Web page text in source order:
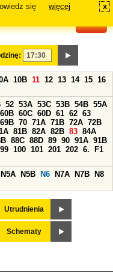
się
więcej x
10B 11 12 13 14 15 16
52 53A 53C 53B 54B 55A
60B 60C 60D 61 62 63
69B 70 71A 71B 72A 72B
81B 82A 82B 83 84A
88C 88D 89 90 91A 91B
99 100 101 201 202 6.
F1
N5A N5B N6 N7A N7B
N8
Utrudnienia
Schematy